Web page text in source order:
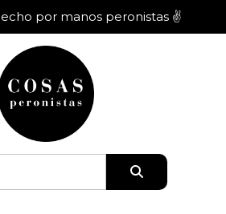
por manos peronistas ✌️